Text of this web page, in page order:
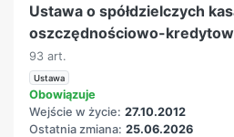
Ustawa o spółdzielczych
oszczędnościowo-
93 art.
Ustawa
Obowiązuje
Wejście w życie: 27.10.2012
Ostatnia zmiana: 25.06.2026